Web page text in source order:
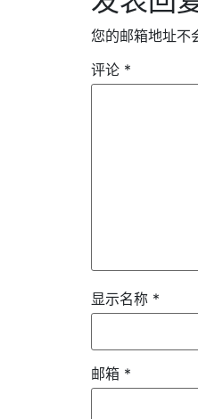
您的邮箱地址不
评论 *
显示名称 *
邮箱 *